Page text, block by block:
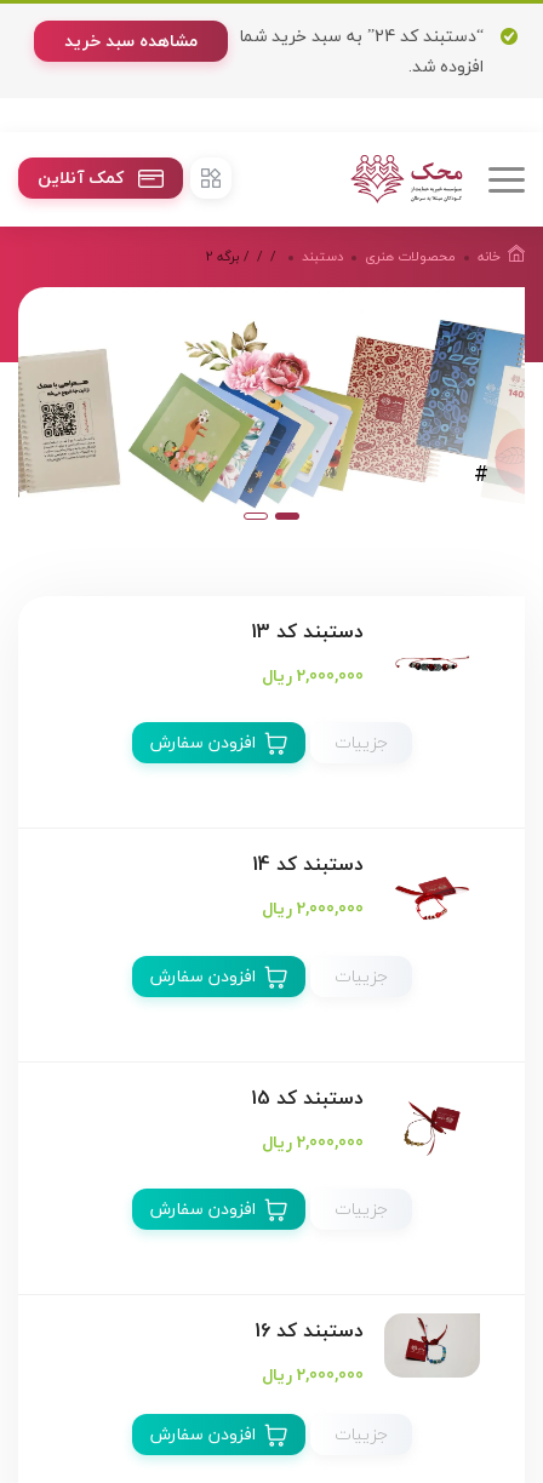
مشاهده سبد خرید
“دستبند كد 24” به سبد خرید شما
افزوده شد.
کمک آنلاین
خانه / محصولات هنرى / دستبند / برگه 2
#
دستبند كد 13
2,000,000 ریال
جزییات افزودن سفارش
دستبند كد 14
2,000,000 ریال
جزییات افزودن سفارش
دستبند كد 15
2,000,000 ریال
جزییات افزودن سفارش
دستبند كد 16
2,000,000 ریال
جزییات
افزودن سفارش